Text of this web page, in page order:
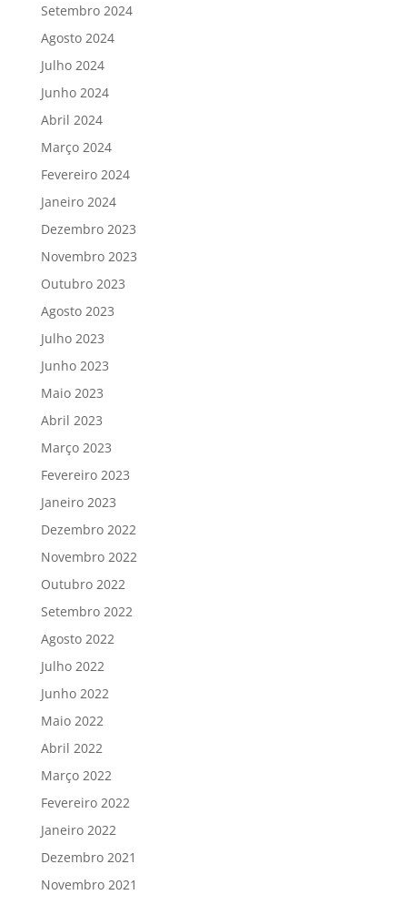
Setembro 2024
Agosto 2024
Julho 2024
Junho 2024
Abril 2024
Março 2024
Fevereiro 2024
Janeiro 2024
Dezembro 2023
Novembro 2023
Outubro 2023
Agosto 2023
Julho 2023
Junho 2023
Maio 2023
Abril 2023
Março 2023
Fevereiro 2023
Janeiro 2023
Dezembro 2022
Novembro 2022
Outubro 2022
Setembro 2022
Agosto 2022
Julho 2022
Junho 2022
Maio 2022
Abril 2022
Março 2022
Fevereiro 2022
Janeiro 2022
Dezembro 2021
Novembro 2021